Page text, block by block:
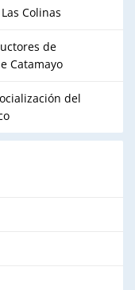
Colinas
de
Catamayo
del